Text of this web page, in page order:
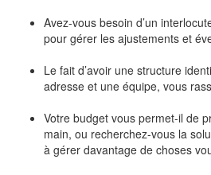
Avez-vous besoin d’un
pour gérer les ajustements et
Le fait d’avoir une structure
adresse et une équipe, vous
Votre budget vous permet-il de
main, ou recherchez-vous la
à gérer davantage de choses